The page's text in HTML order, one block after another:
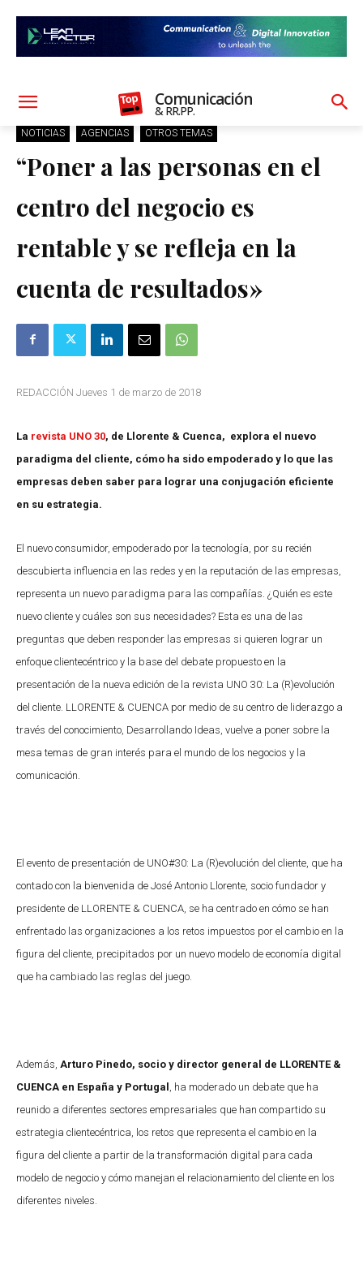
Comunicación
& RR.PP.
NOTICIAS AGENCIAS OTROS TEMAS
“Poner a las personas en el
centro del negocio es
rentable y se refleja en la
cuenta de resultados»
REDACCIÓN Jueves 1 de marzo de 2018
La revista UNO 30, de Llorente & Cuenca, explora el nuevo
paradigma del cliente, cómo ha sido empoderado y lo que las
empresas deben saber para lograr una conjugación eficiente
en su estrategia.
El nuevo consumidor, empoderado por la tecnología, por su recién
descubierta influencia en las redes y en la reputación de las empresas,
representa un nuevo paradigma para las compañías. ¿Quién es este
nuevo cliente y cuáles son sus necesidades? Esta es una de las
preguntas que deben responder las empresas si quieren lograr un
enfoque clientecéntrico y la base del debate propuesto en la
presentación de la nueva edición de la revista UNO 30: La (R)evolución
del cliente. LLORENTE & CUENCA por medio de su centro de liderazgo a
través del conocimiento, Desarrollando Ideas, vuelve a poner sobre la
mesa temas de gran interés para el mundo de los negocios y la
comunicación.
El evento de presentación de UNO#30: La (R)evolución del cliente, que ha
contado con la bienvenida de José Antonio Llorente, socio fundador y
presidente de LLORENTE & CUENCA, se ha centrado en cómo se han
enfrentado las organizaciones a los retos impuestos por el cambio en la
figura del cliente, precipitados por un nuevo modelo de economía digital
que ha cambiado las reglas del juego.
Además, Arturo Pinedo, socio y director general de LLORENTE &
CUENCA en España y Portugal , ha moderado un debate que ha
reunido a diferentes sectores empresariales que han compartido su
estrategia clientecéntrica, los retos que representa el cambio en la
figura del cliente a partir de la transformación digital para cada
modelo de negocio y cómo manejan el relacionamiento del cliente en los
diferentes niveles.